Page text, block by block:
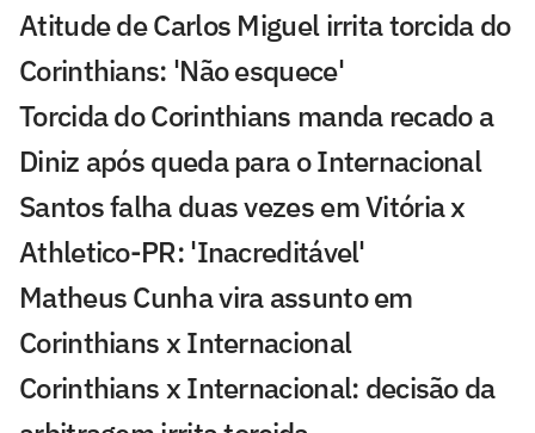
Atitude de Carlos Miguel irrita torcida do
Corinthians: 'Não esquece'
Torcida do Corinthians manda recado a
Diniz após queda para o Internacional
Santos falha duas vezes em Vitória x
Athletico-PR: 'Inacreditável'
Matheus Cunha vira assunto em
Corinthians x Internacional
Corinthians x Internacional: decisão da